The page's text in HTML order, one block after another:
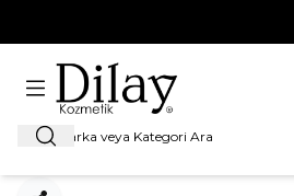
Ara